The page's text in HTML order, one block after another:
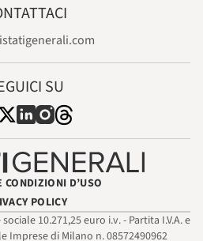
SU
CONDIZIONI D’USO
POLICY
10.271,25 euro i.v. - Partita I.V.A. e
Imprese di Milano n. 08572490962